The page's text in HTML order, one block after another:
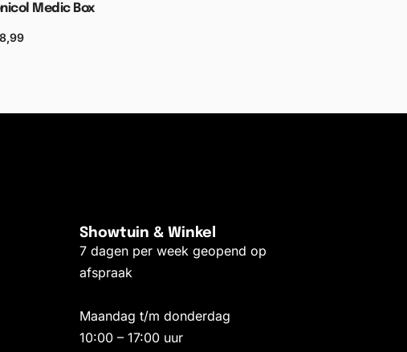
Medic Box
Showtuin & Winkel
7 dagen per week geopend op
afspraak
Maandag t/m donderdag
10:00 – 17:00 uur